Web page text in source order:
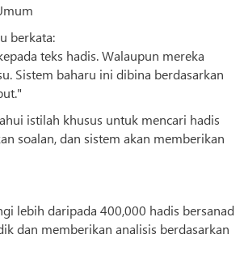
berkata:
teks hadis. Walaupun mereka
Sistem baharu ini dibina berdasarkan
istilah khusus untuk mencari hadis
soalan, dan sistem akan memberikan
lebih daripada 400,000 hadis bersanad
dan memberikan analisis berdasarkan